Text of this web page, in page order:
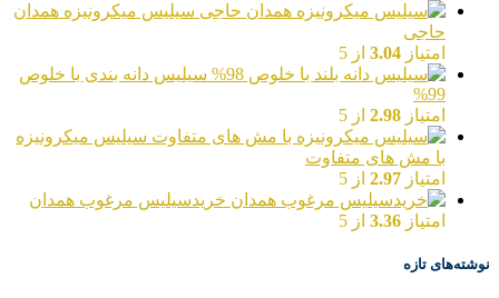
سیلیس میکرونیزه همدان
حاجی
امتیاز 3.04 از 5
سیلیس دانه بندی با خلوص
99%
امتیاز 2.98 از 5
سیلیس میکرونیزه
با مش های متفاوت
امتیاز 2.97 از 5
خریدسیلیس مرغوب همدان
امتیاز 3.36 از 5
نوشته‌های تازه